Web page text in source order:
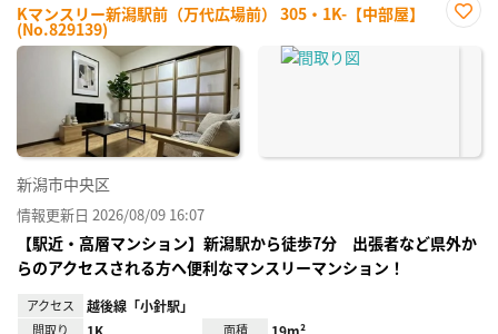
Kマンスリー新潟駅前（万代広場前） 305・1K-【中部屋】
(No.829139)
に入
新潟市中央区
情報更新日 2026/08/09 16:07
【駅近・高層マンション】新潟駅から徒歩7分 出張者など県外か
らのアクセスされる方へ便利なマンスリーマンション！
アクセス 越後線「小針駅」
間取り 1K 面積 19m²